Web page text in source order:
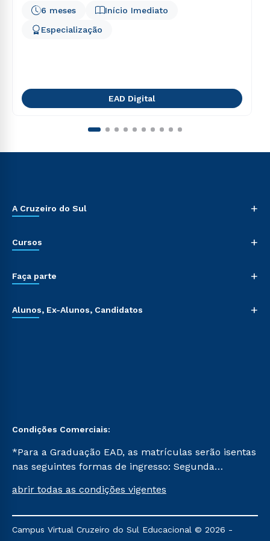
Início Imediato
6 meses
Especialização
EAD Digital
A Cruzeiro do Sul +
Cursos +
Faça parte +
Alunos, Ex-Alunos, Candidatos +
Condições Comerciais:
*Para a Graduação EAD, as matrículas serão isentas
nas seguintes formas de ingresso: Segunda
Já para as demais, a taxa de matrícula será de R$
mencionadas são referentes aos cursos: Ensino
abrir todas as condições vigentes
Campus Virtual Cruzeiro do Sul Educacional © 2026 -